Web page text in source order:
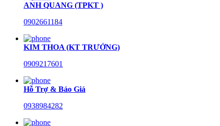
ANH QUANG (TPKT )
0902661184
KIM THOA (KT TRƯỞNG)
0909217601
Hỗ Trợ & Báo Giá
0938984282